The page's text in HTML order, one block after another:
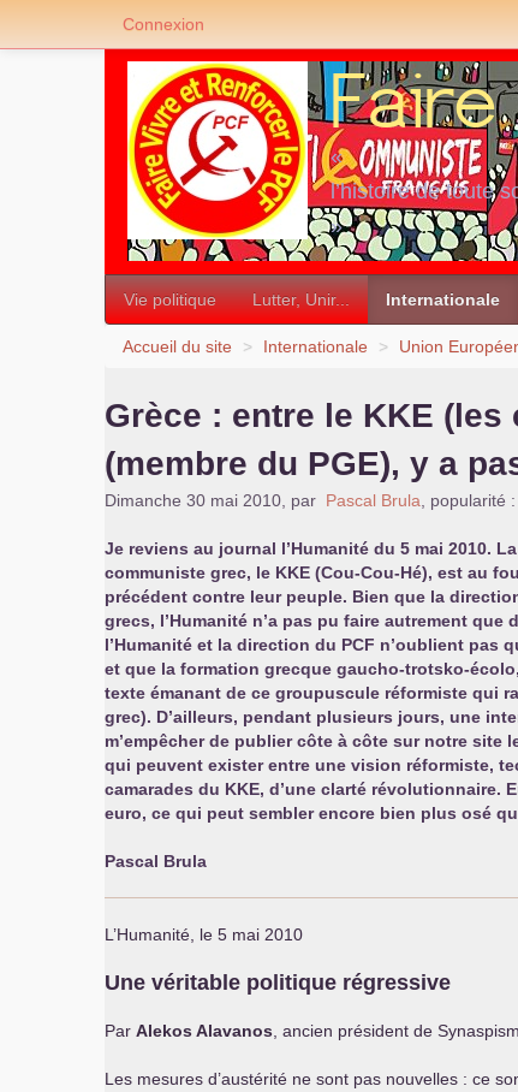
«
l’histoire de toute
»
Vie politique Lutter, Unir... Internationale
Accueil du site > Internationale > Union
Grèce : entre le KKE (les
(membre du PGE), y a
Dimanche 30 mai 2010 par Pascal Brula popularité
Je reviens au journal l’Humanité du 5 mai 2010.
communiste grec, le KKE (Cou-Cou-Hé), est au
précédent contre leur peuple. Bien que la
grecs, l’Humanité n’a pas pu faire autrement
l’Humanité et la direction du PCF n’oublient pas
et que la formation grecque gaucho-trotsko-
texte émanant de ce groupuscule réformiste qui
grec). D’ailleurs, pendant plusieurs jours, une
m’empêcher de publier côte à côte sur notre
qui peuvent exister entre une vision réformiste,
camarades du KKE, d’une clarté révolutionnaire.
euro, ce qui peut sembler encore bien plus osé
Pascal Brula
L’Humanité, le 5 mai 2010
Une véritable politique régressive
Par Alekos Alavanos , ancien président de
Les mesures d’austérité ne sont pas nouvelles : ce
Connexion